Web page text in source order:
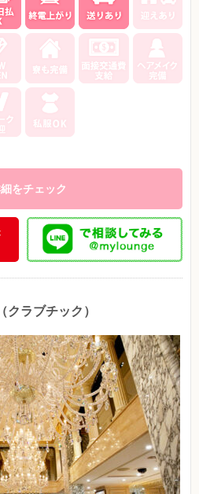
をチェック
ラブチック）